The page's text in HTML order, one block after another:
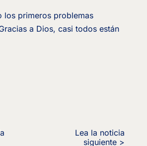
los primeros problemas
a Dios, casi todos están